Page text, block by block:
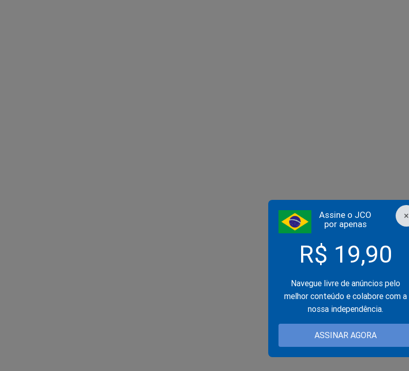
×
Assine o JCO
por apenas
R$ 19,90
Navegue livre de anúncios pelo
melhor conteúdo e colabore com a
nossa independência.
ASSINAR AGORA